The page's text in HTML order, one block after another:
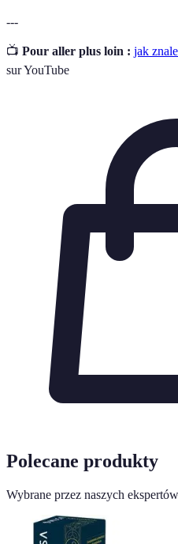
---
📺 Pour aller plus loin : jak
sur YouTube
Polecane produkty
Wybrane przez naszych ekspertów